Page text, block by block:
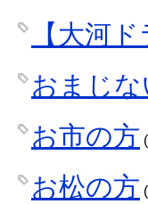
【大河ド
おまじな
お市の方
お松の方